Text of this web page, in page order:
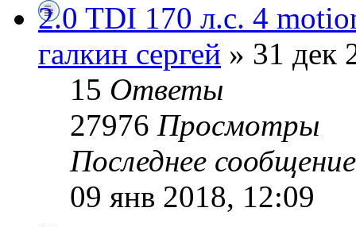
2.0 TDI 170 л.с. 4
галкин сергей » 31 дек
15 Ответы
27976 Просмотры
Последнее
09 янв 2018, 12:09